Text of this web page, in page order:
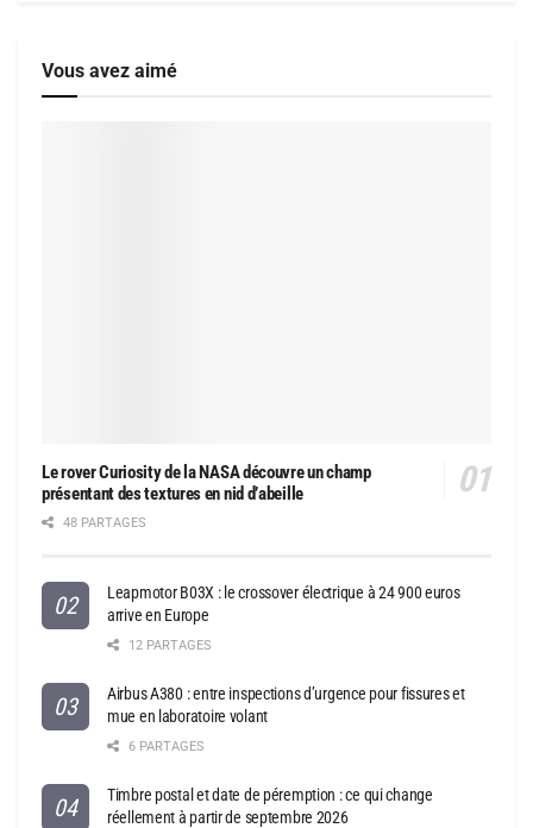
Vous avez aimé
Le rover Curiosity de la NASA découvre un champ
présentant des textures en nid d’abeille
48 PARTAGES
Leapmotor B03X : le crossover électrique à 24 900 euros
arrive en Europe
12 PARTAGES
Airbus A380 : entre inspections d’urgence pour fissures et
mue en laboratoire volant
6 PARTAGES
Timbre postal et date de péremption : ce qui change
réellement à partir de septembre 2026